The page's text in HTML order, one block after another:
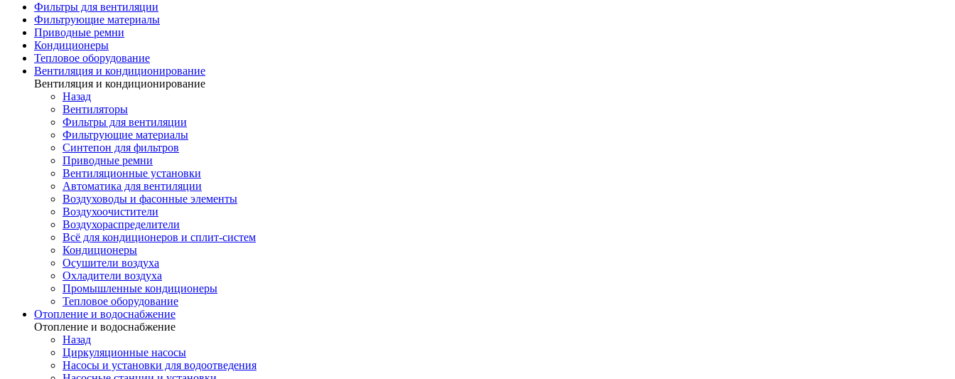
Фильтры для вентиляции
Фильтрующие материалы
Приводные ремни
Кондиционеры
Тепловое оборудование
Вентиляция и кондиционирование
Вентиляция и кондиционирование
Назад
Вентиляторы
Фильтры для вентиляции
Фильтрующие материалы
Синтепон для фильтров
Приводные ремни
Вентиляционные установки
Автоматика для вентиляции
Воздуховоды и фасонные элементы
Воздухоочистители
Воздухораспределители
Всё для кондиционеров и сплит-систем
Кондиционеры
Осушители воздуха
Охладители воздуха
Промышленные кондиционеры
Тепловое оборудование
Отопление и водоснабжение
Отопление и водоснабжение
Назад
Циркуляционные насосы
Насосы и установки для водоотведения